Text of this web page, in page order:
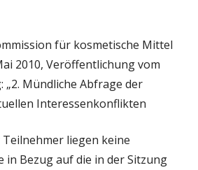
für kosmetische Mittel
2010, Veröffentlichung vom
„2. Mündliche Abfrage der
Interessenkonflikten
liegen keine
in Bezug auf die in der Sitzung